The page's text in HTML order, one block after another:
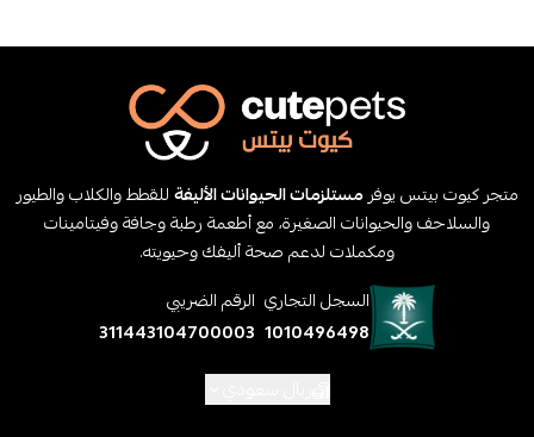
متجر كيوت بيتس يوفرمستلزمات الحيوانات الأليفةللقطط والكلاب والطيور
والسلاحف والحيوانات الصغيرة، مع أطعمة رطبة وجافة وفيتامينات
ومكملات لدعم صحة أليفك وحيويته.
السجل التجاري
1010496498
الرقم الضريبي
311443104700003